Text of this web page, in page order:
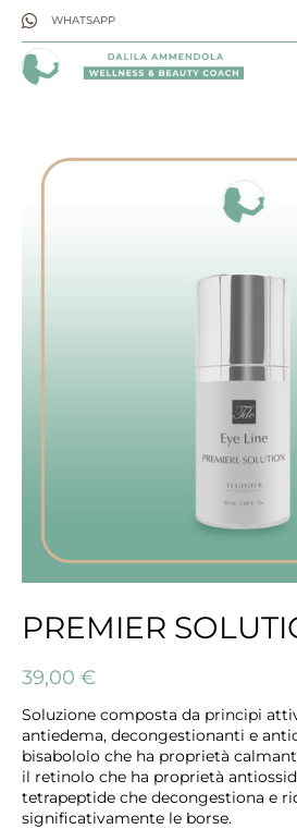
WHATSAPP
PREMIER
39,00 €
Soluzione composta da principi
antiedema, decongestionanti e
bisabololo che ha proprietà
il retinolo che ha proprietà
tetrapeptide che decongestiona e
significativamente le borse.